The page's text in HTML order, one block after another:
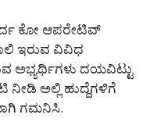
ಕೋ ಆಪರೇಟಿವ್
ಇರುವ ವಿವಿಧ
ಅಭ್ಯರ್ಥಿಗಳು ದಯವಿಟ್ಟು
ಅಲ್ಲಿ ಹುದ್ದೆಗಳಿಗೆ
ಗಮನಿಸಿ.